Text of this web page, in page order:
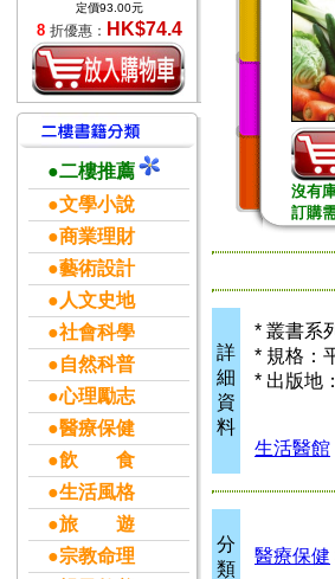
定價93.00元
8 折優惠： HK$74.4
●二樓推薦
●文學小說
●商業理財
●藝術設計
●人文史地
●社會科學
●自然科普
●心理勵志
●醫療保健
●飲 食
●生活風格
●旅 遊
●宗教命理
沒有
訂購
詳
細
資
料
* 叢書系
* 規格：
* 出版地
生活醫館
分
類
醫療保健